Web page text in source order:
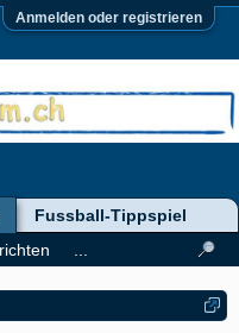
Anmelden oder registrieren
Fussball-Tippspiel